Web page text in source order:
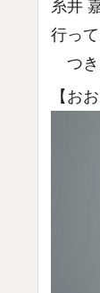
糸井
行っ
つき
【お